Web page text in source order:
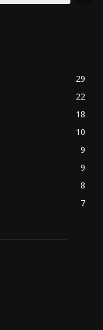
29
22
18
10
9
9
8
7